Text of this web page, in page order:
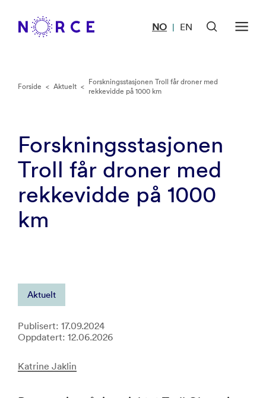
NO | EN
Forside < Aktuelt < Forskningsstasjonen Troll får droner med
rekkevidde på 1000 km
Forskningsstasjonen
Troll får droner med
rekkevidde på 1000
km
Aktuelt
Publisert: 17.09.2024
Oppdatert: 12.06.2026
Katrine Jaklin